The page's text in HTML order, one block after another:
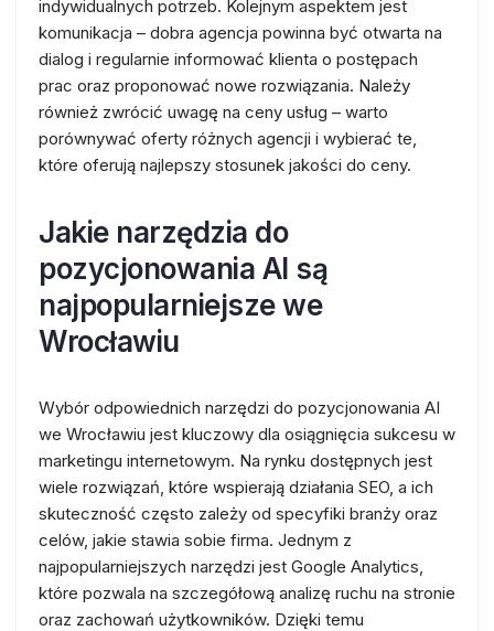
indywidualnych potrzeb. Kolejnym aspektem jest
komunikacja – dobra agencja powinna być otwarta na
dialog i regularnie informować klienta o postępach
prac oraz proponować nowe rozwiązania. Należy
również zwrócić uwagę na ceny usług – warto
porównywać oferty różnych agencji i wybierać te,
które oferują najlepszy stosunek jakości do ceny.
Jakie narzędzia do
pozycjonowania AI są
najpopularniejsze we
Wrocławiu
Wybór odpowiednich narzędzi do pozycjonowania AI
we Wrocławiu jest kluczowy dla osiągnięcia sukcesu w
marketingu internetowym. Na rynku dostępnych jest
wiele rozwiązań, które wspierają działania SEO, a ich
skuteczność często zależy od specyfiki branży oraz
celów, jakie stawia sobie firma. Jednym z
najpopularniejszych narzędzi jest Google Analytics,
które pozwala na szczegółową analizę ruchu na stronie
oraz zachowań użytkowników. Dzięki temu